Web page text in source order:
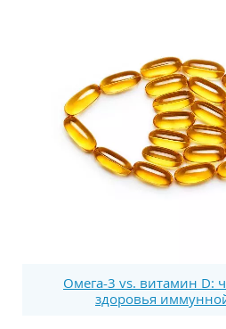
Омега-3 vs. витамин D:
здоровья